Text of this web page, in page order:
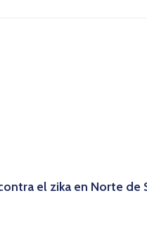
el zika en Norte de